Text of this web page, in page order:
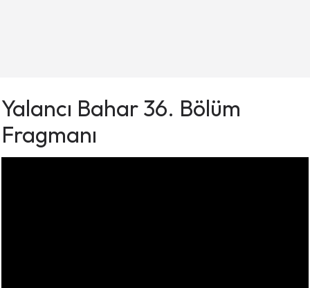
Yalancı Bahar 36. Bölüm
Fragmanı